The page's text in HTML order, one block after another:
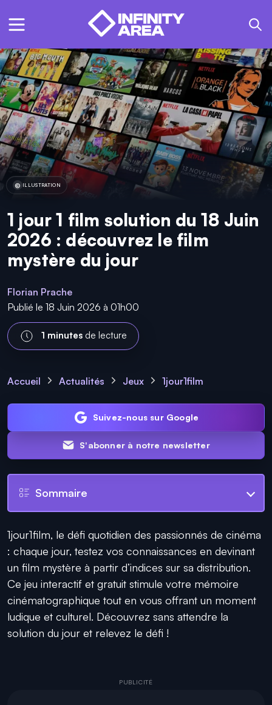
ILLUSTRATION
1 jour 1 film solution du 18 Juin
2026 : découvrez le film
mystère du jour
Florian Prache
Publié le 18 Juin 2026 à 01h00
1 minutes de lecture
Accueil Actualités Jeux 1jour1film
Suivez-nous sur Google
S'abonner à notre newsletter
Sommaire
1jour1film, le défi quotidien des passionnés de cinéma
: chaque jour, testez vos connaissances en devinant
un film mystère à partir d’indices sur sa distribution.
Ce jeu interactif et gratuit stimule votre mémoire
cinématographique tout en vous offrant un moment
ludique et culturel. Découvrez sans attendre la
solution du jour et relevez le défi !